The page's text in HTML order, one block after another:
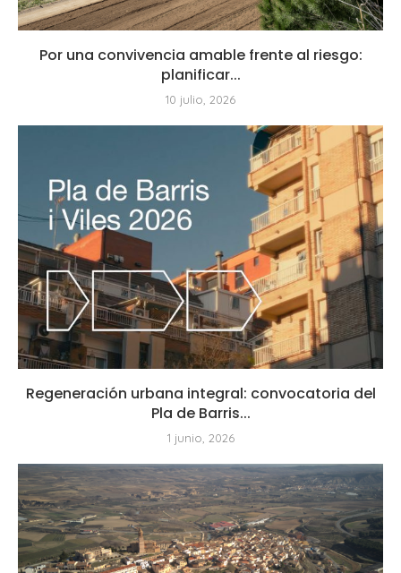
Por una convivencia amable frente al riesgo:
planificar...
10 julio, 2026
Regeneración urbana integral: convocatoria del
Pla de Barris...
1 junio, 2026